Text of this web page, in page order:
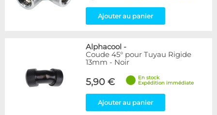
Ajouter au panier
Alphacool -
Coude 45° pour Tuyau Rigide
13mm - Noir
5,90 €
En stock
Expédition immédiate
Ajouter au panier